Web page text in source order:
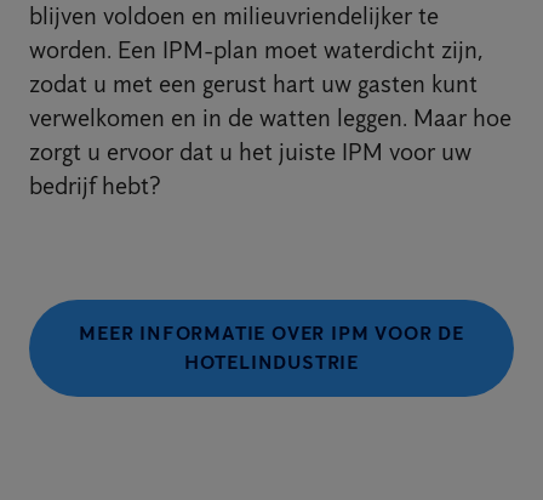
blijven voldoen en milieuvriendelijker te
worden. Een IPM-plan moet waterdicht zijn,
zodat u met een gerust hart uw gasten kunt
verwelkomen en in de watten leggen. Maar hoe
zorgt u ervoor dat u het juiste IPM voor uw
bedrijf hebt?
MEER INFORMATIE OVER IPM VOOR DE
HOTELINDUSTRIE